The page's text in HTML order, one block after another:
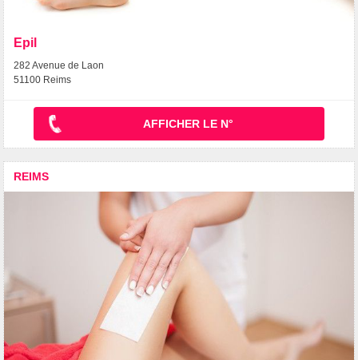
Epil
282 Avenue de Laon
51100 Reims
AFFICHER LE N°
REIMS